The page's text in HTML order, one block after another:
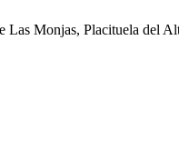
Monjas, Placituela del